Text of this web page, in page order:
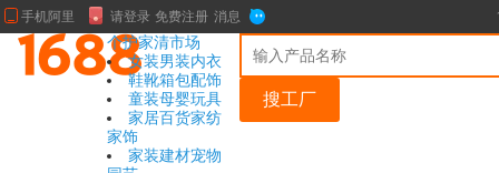
个护家清市场
女装男装内衣
鞋靴箱包配饰
童装母婴玩具
家居百货家纺
家饰
家装建材宠物
搜工厂